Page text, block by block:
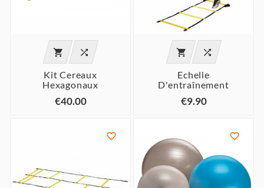
 
Kit Cereaux
Hexagonaux
€40.00
 
Echelle
D'entraînement
€9.90
 